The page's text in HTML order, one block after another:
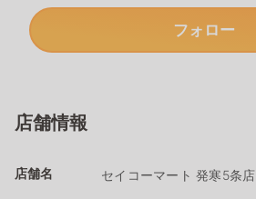
フォロー
店舗情報
店舗名 セイコーマート 発寒5条店